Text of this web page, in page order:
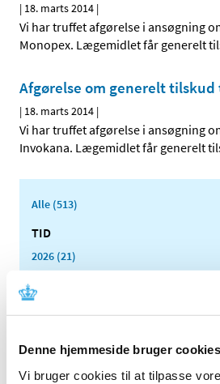
Denne hjemmeside bruger cookies
Vi bruger cookies til at tilpasse
| 18. marts 2014 |
Vi har truffet afgørelse i ansøgning
Monopex. Lægemidlet får generelt
Afgørelse om generelt
| 18. marts 2014 |
Vi har truffet afgørelse i ansøgning
Invokana. Lægemidlet får generelt
Alle (513)
TID
2026 (21)
2024 (15)
2022 (10)
2021 (32)